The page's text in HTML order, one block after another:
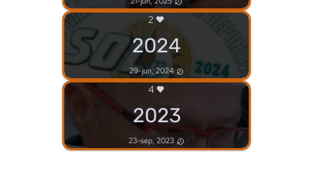
2
2024
29-jun, 2024
4
2023
23-sep, 2023